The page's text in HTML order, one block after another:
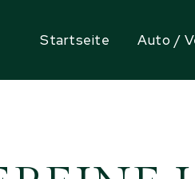
Startseite Auto /